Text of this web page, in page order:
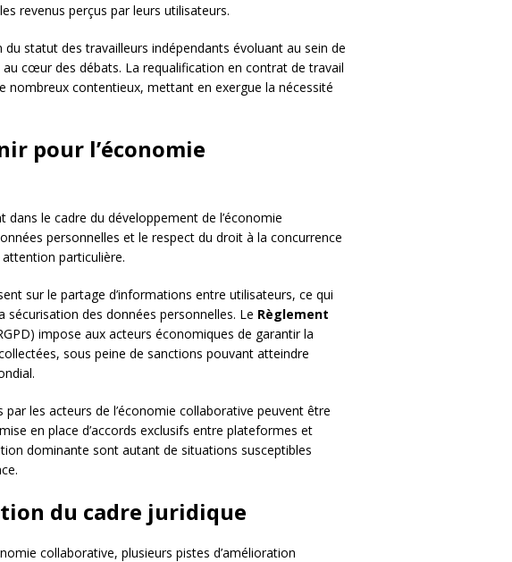
revenus perçus par leurs utilisateurs.
statut des travailleurs indépendants évoluant au sein de
au cœur des débats. La requalification en contrat de travail
nombreux contentieux, mettant en exergue la nécessité
pour l’économie
le cadre du développement de l’économie
personnelles et le respect du droit à la concurrence
particulière.
sur le partage d’informations entre utilisateurs, ce qui
des données personnelles. Le Règlement
impose aux acteurs économiques de garantir la
sous peine de sanctions pouvant atteindre
les acteurs de l’économie collaborative peuvent être
en place d’accords exclusifs entre plateformes et
dominante sont autant de situations susceptibles
du cadre juridique
collaborative, plusieurs pistes d’amélioration